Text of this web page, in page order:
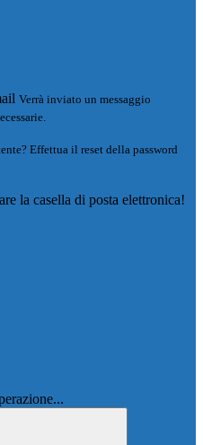
Verrà inviato un messaggio
Effettua il reset della password
la casella di posta elettronica!